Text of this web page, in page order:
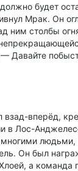
должно будет
Мрак. Он
ним столбы
Давайте
вперёд,
в Лос-
людьми,
Он был
а